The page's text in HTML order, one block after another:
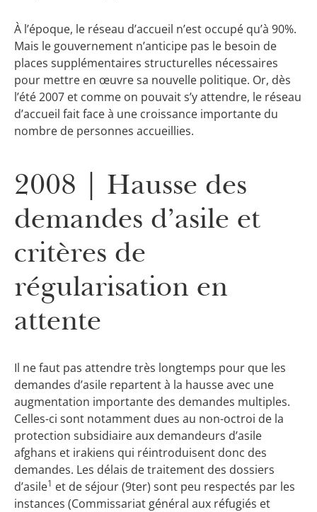
À l’époque, le réseau d’accueil n’est occupé qu’à 90%.
Mais le gouvernement n’anticipe pas le besoin de
places supplémentaires structurelles nécessaires
pour mettre en œuvre sa nouvelle politique. Or, dès
l’été 2007 et comme on pouvait s’y attendre, le réseau
d’accueil fait face à une croissance importante du
nombre de personnes accueillies.
2008 | Hausse des
demandes d’asile et
critères de
régularisation en
attente
Il ne faut pas attendre très longtemps pour que les
demandes d’asile repartent à la hausse avec une
augmentation importante des demandes multiples.
Celles-ci sont notamment dues au non-octroi de la
protection subsidiaire aux demandeurs d’asile
afghans et irakiens qui réintroduisent donc des
demandes. Les délais de traitement des dossiers
d’asile1 et de séjour (9ter) sont peu respectés par les
instances (Commissariat général aux réfugiés et